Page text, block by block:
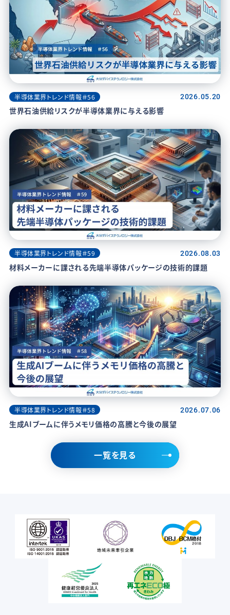
半導体業界トレンド情報＃56 2026.05.20
世界石油供給リスクが半導体業界に与える影響
半導体業界トレンド情報＃59 2026.08.03
材料メーカーに課される先端半導体パッケージの技術的課題
半導体業界トレンド情報＃58 2026.07.06
生成AIブームに伴うメモリ価格の高騰と今後の展望
一覧を見る